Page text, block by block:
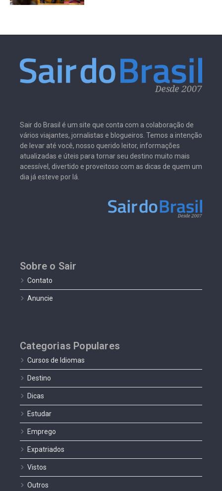
Sair do Brasil é um site que conta com a colaboração de
vários viajantes, jornalistas e blogueiros. Temos a intenção
de levar até você, nosso querido leitor, informações
atualizadas e úteis para tornar seu destino muito mais
acessível, divertido e proveitoso com as dicas de quem um
dia já esteve por lá.
Sobre o Sair
Contato
Anuncie
Categorias Populares
Cursos de Idiomas
Destino
Dicas
Estudar
Emprego
Expatriados
Vistos
Outros